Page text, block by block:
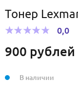
Тонер
0,0
900 рублей
В наличии